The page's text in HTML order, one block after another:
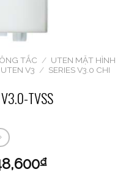
TẮC / UTEN MẶT HÌNH
V3 / SERIES V3.0 CHI
TVSS
₫